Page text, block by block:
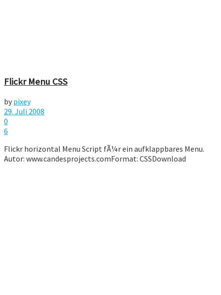
Flickr Menu CSS
by pixey
29. Juli 2008
0
6
Flickr horizontal Menu Script fÃ¼r ein aufklappbares Menu.
Autor: www.candesprojects.comFormat: CSSDownload